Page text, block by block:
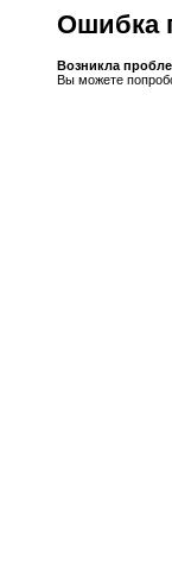
Ошибка
Возникла
Вы можете